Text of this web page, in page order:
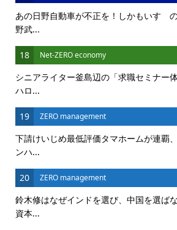
あの日野自動車が不正を！しかもいすゞ
野武...
18 Net-ZERO economy
シニアライター釜島辺の「求職セミナー
ハロ...
19 ZERO management
下請けいじめ最低評価タマホームが連覇
ンハ...
20 ZERO management
鈴木修はなぜインドを選び、中国を選
資本...